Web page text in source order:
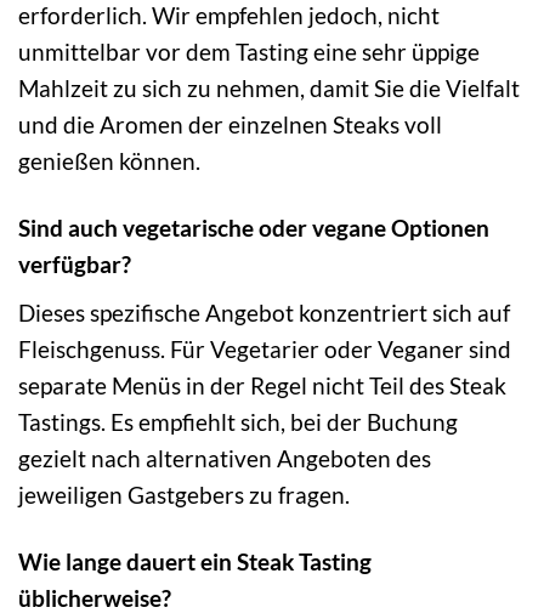
erforderlich. Wir empfehlen jedoch, nicht
unmittelbar vor dem Tasting eine sehr üppige
Mahlzeit zu sich zu nehmen, damit Sie die Vielfalt
und die Aromen der einzelnen Steaks voll
genießen können.
Sind auch vegetarische oder vegane Optionen
verfügbar?
Dieses spezifische Angebot konzentriert sich auf
Fleischgenuss. Für Vegetarier oder Veganer sind
separate Menüs in der Regel nicht Teil des Steak
Tastings. Es empfiehlt sich, bei der Buchung
gezielt nach alternativen Angeboten des
jeweiligen Gastgebers zu fragen.
Wie lange dauert ein Steak Tasting
üblicherweise?